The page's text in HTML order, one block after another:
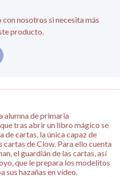
nosotros si necesita más
producto.
alumna de primaria
tras abrir un libro mágico se
de cartas, la única capaz de
cartas de Clow. Para ello cuenta
el guardián de las cartas, así
que le prepara los modelitos
sus hazañas en vídeo.